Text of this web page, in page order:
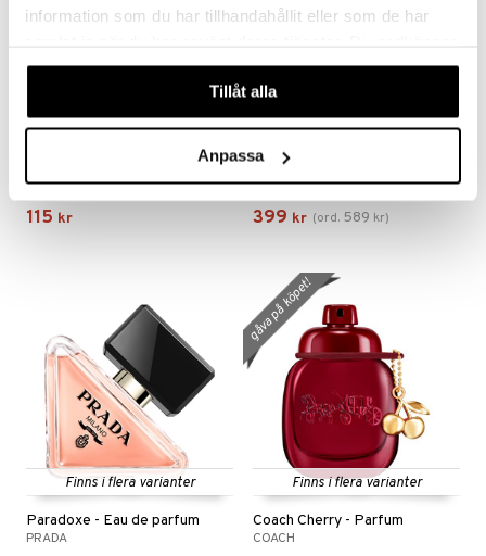
information som du har tillhandahållit eller som de har
våra cookies vid fortsatt användande av vår webbplats.
Tillåt alla
Anpassa
Alyssa Ashley Musk - Perfume Oil
115 kr 399 kr (ord. 589 kr)
Finns i flera varianter
Paradoxe - Eau de parfum
PRADA
Finns i flera varianter
Coach Cherry - Parfum
COACH
gåva på köpet!